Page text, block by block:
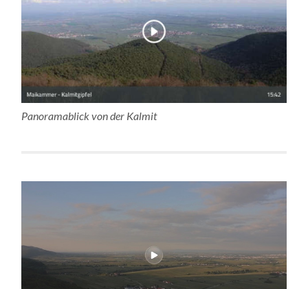
Panoramablick von der Kalmit